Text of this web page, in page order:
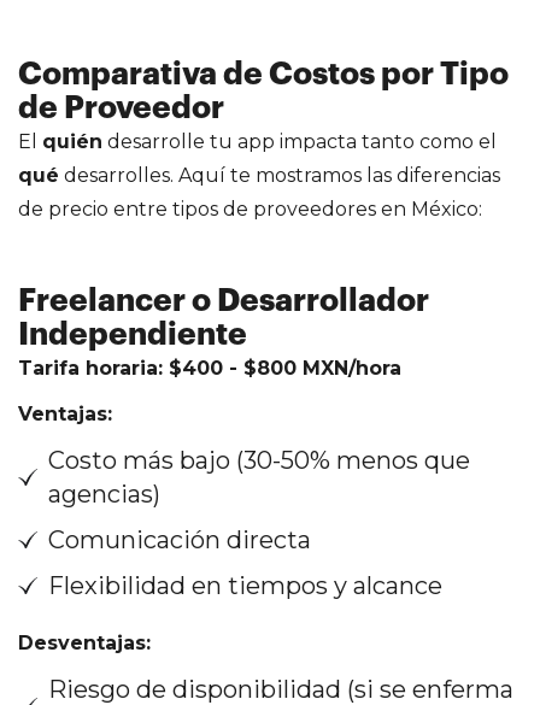
Comparativa de Costos por Tipo
de Proveedor
El quién desarrolle tu app impacta tanto como el
qué desarrolles. Aquí te mostramos las diferencias
de precio entre tipos de proveedores en México:
Freelancer o Desarrollador
Independiente
Tarifa horaria: $400 - $800 MXN/hora
Ventajas:
Costo más bajo (30-50% menos que
agencias)
Comunicación directa
Flexibilidad en tiempos y alcance
Desventajas:
Riesgo de disponibilidad (si se enferma